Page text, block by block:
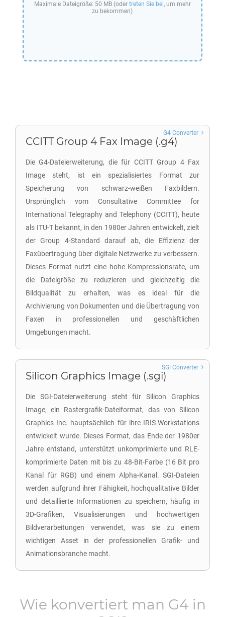
Maximale Dateigröße: 50 MB (oder treten Sie bei, um mehr
zu bekommen)
CCITT Group 4 Fax Image (.g4)
Die G4-Dateierweiterung, die für CCITT Group 4 Fax
Image steht, ist ein spezialisiertes Format zur
Speicherung von schwarz-weißen Faxbildern.
Ursprünglich vom Consultative Committee for
International Telegraphy and Telephony (CCITT), heute
als ITU-T bekannt, in den 1980er Jahren entwickelt, zielt
der Group 4-Standard darauf ab, die Effizienz der
Faxübertragung über digitale Netzwerke zu verbessern.
Dieses Format nutzt eine hohe Kompressionsrate, um
die Dateigröße zu reduzieren und gleichzeitig die
Bildqualität zu erhalten, was es ideal für die
Archivierung von Dokumenten und die Übertragung von
Faxen in professionellen und geschäftlichen
Umgebungen macht.
G4 Converter
Silicon Graphics Image (.sgi)
Die SGI-Dateierweiterung steht für Silicon Graphics
Image, ein Rastergrafik-Dateiformat, das von Silicon
Graphics Inc. hauptsächlich für ihre IRIS-Workstations
entwickelt wurde. Dieses Format, das Ende der 1980er
Jahre entstand, unterstützt unkomprimierte und RLE-
komprimierte Daten mit bis zu 48-Bit-Farbe (16 Bit pro
Kanal für RGB) und einem Alpha-Kanal. SGI-Dateien
werden aufgrund ihrer Fähigkeit, hochqualitative Bilder
und detaillierte Informationen zu speichern, häufig in
3D-Grafiken, Visualisierungen und hochwertigen
Bildverarbeitungen verwendet, was sie zu einem
wichtigen Asset in der professionellen Grafik- und
Animationsbranche macht.
SGI Converter
Wie konvertiert man G4 in